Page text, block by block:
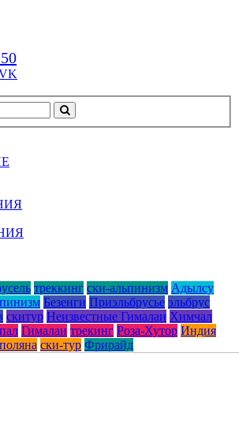
треккинг ски-альпинизм Адылcу
Безенги Приэльбрусье эльбрус
скитур Неизвестные Гималаи Химчал
Гималаи трекинг Роза-Хутор Индия
ски-тур Фрирайд